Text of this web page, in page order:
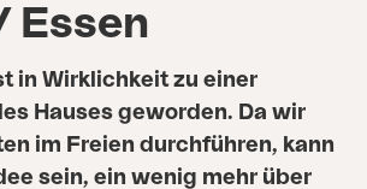
Essen
in Wirklichkeit zu einer
Hauses geworden. Da wir
im Freien durchführen, kann
sein, ein wenig mehr über